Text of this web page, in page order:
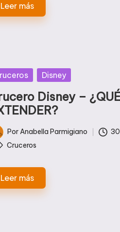
Leer más
Disney
Disney –
PorAnabella Parmigiano
Cruceros
Leer más